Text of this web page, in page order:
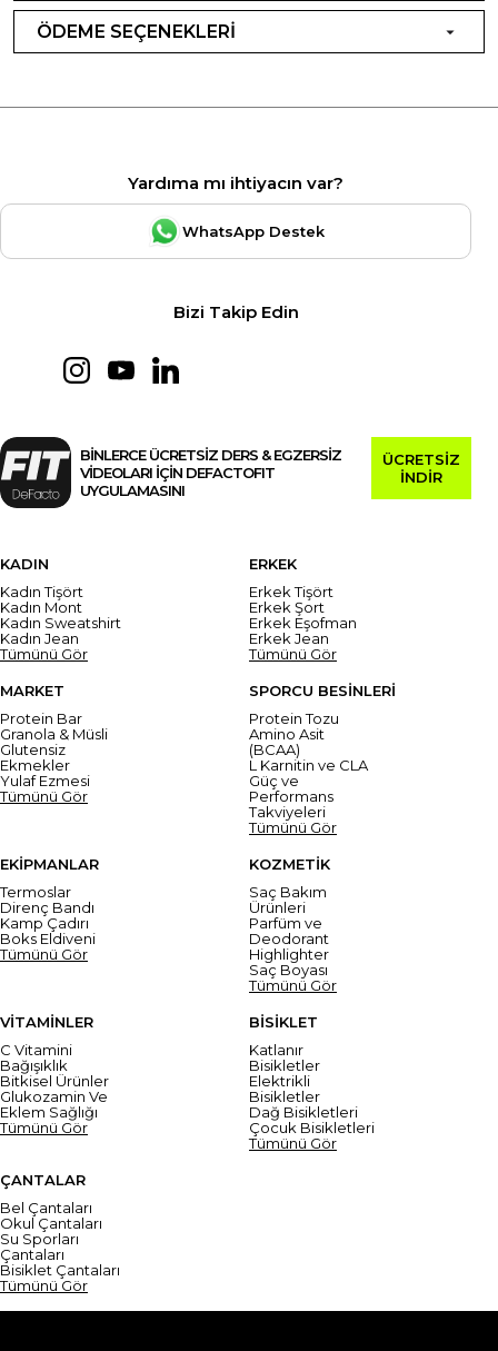
ÖDEME SEÇENEKLERİ
Yardıma mı ihtiyacın var?
WhatsApp Destek
Bizi Takip Edin
BİNLERCE ÜCRETSİZ DERS & EGZERSİZ
VİDEOLARI İÇİN DEFACTOFIT
UYGULAMASINI
ÜCRETSİZ
İNDİR
KADIN
Kadın Tişört
Kadın Mont
Kadın Sweatshirt
Kadın Jean
Tümünü Gör
ERKEK
Erkek Tişört
Erkek Şort
Erkek Eşofman
Erkek Jean
Tümünü Gör
MARKET
Protein Bar
Granola & Müsli
Glutensiz
Ekmekler
Yulaf Ezmesi
Tümünü Gör
SPORCU BESİNLERİ
Protein Tozu
Amino Asit
(BCAA)
L Karnitin ve CLA
Güç ve
Performans
Takviyeleri
Tümünü Gör
EKİPMANLAR
Termoslar
Direnç Bandı
Kamp Çadırı
Boks Eldiveni
Tümünü Gör
KOZMETİK
Saç Bakım
Ürünleri
Parfüm ve
Deodorant
Highlighter
Saç Boyası
Tümünü Gör
VİTAMİNLER
C Vitamini
Bağışıklık
Bitkisel Ürünler
Glukozamin Ve
Eklem Sağlığı
Tümünü Gör
BİSİKLET
Katlanır
Bisikletler
Elektrikli
Bisikletler
Dağ Bisikletleri
Çocuk Bisikletleri
Tümünü Gör
ÇANTALAR
Bel Çantaları
Okul Çantaları
Su Sporları
Çantaları
Bisiklet Çantaları
Tümünü Gör